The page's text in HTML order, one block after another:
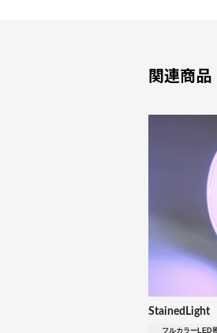
関連商品
StainedLight
フルカラーLED